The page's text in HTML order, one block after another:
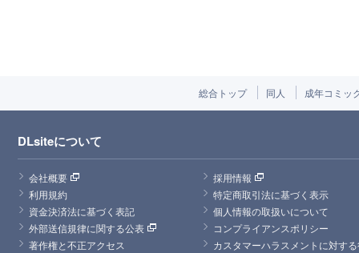
総合トップ 同人 成年コミッ
DLsiteについて
会社概要
採用情報
利用規約
特定商取引法に基づく表示
資金決済法に基づく表記
個人情報の取扱いについて
外部送信規律に関する公表
コンプライアンスポリシー
著作権と不正アクセス
カスタマーハラスメントに対す